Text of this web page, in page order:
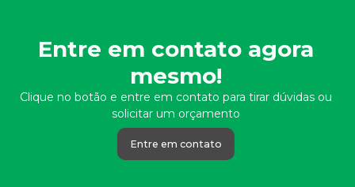
Entre em contato agora
mesmo!
Clique no botão e entre em contato para tirar dúvidas ou
solicitar um orçamento
Entre em contato